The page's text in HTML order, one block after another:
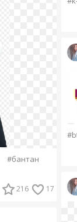
#бантан
216 17